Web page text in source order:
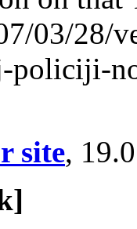
03/28/
policiji-
site,